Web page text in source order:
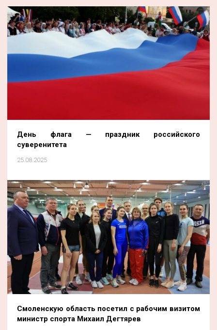
День флага — праздник российского
суверенитета
25.08.2025
Смоленскую область посетил с рабочим визитом
министр спорта Михаил Дегтярев